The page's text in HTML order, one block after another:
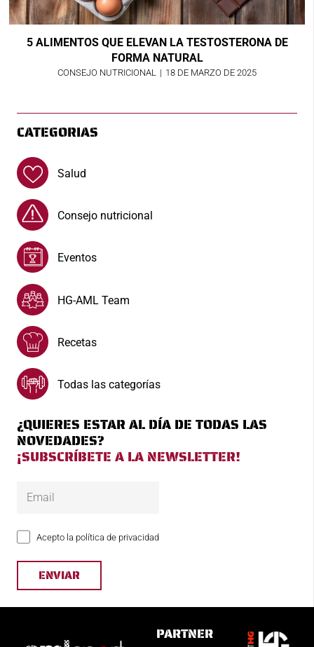
5 ALIMENTOS QUE ELEVAN LA TESTOSTERONA DE
FORMA NATURAL
CONSEJO NUTRICIONAL | 18 DE MARZO DE 2025
CATEGORIAS
Salud
Consejo nutricional
Eventos
HG-AML Team
Recetas
Todas las categorías
¿QUIERES ESTAR AL DÍA DE TODAS LAS
NOVEDADES?
¡SUBSCRÍBETE A LA NEWSLETTER!
Acepto la política de privacidad
PARTNER